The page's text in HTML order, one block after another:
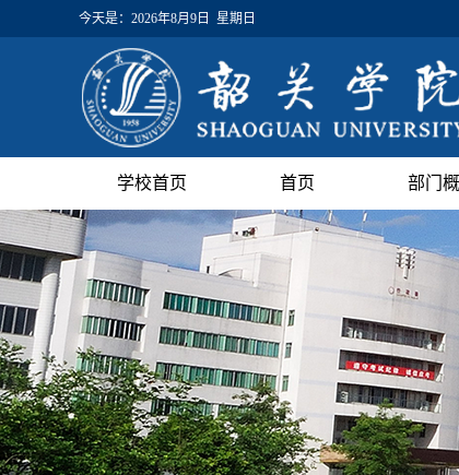
今天是： 2026年8月9日 星期日
学校首页 首页 部门